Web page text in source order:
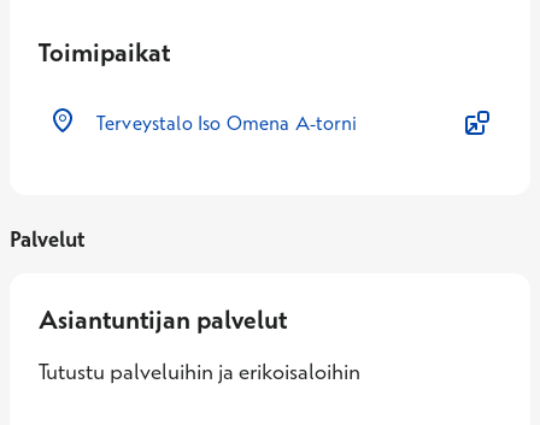
Toimipaikat
Terveystalo Iso Omena A-torni
Palvelut
Asiantuntijan palvelut
Tutustu palveluihin ja erikoisaloihin